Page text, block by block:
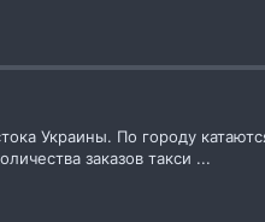
Украины. По городу
заказов такси ...